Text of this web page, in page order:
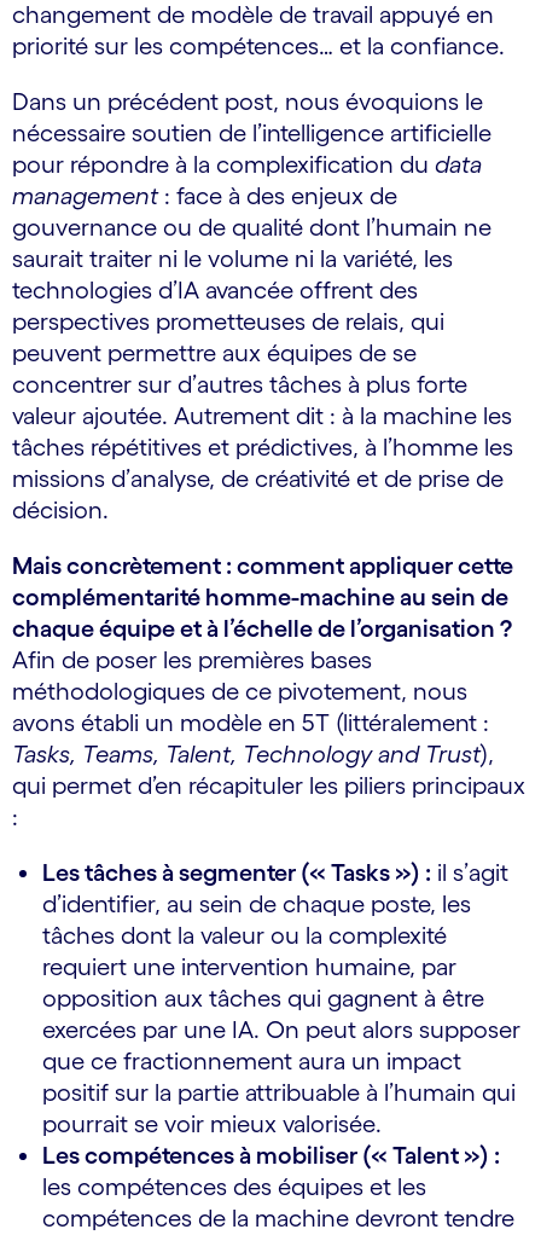
changement de modèle de travail appuyé en
priorité sur les compétences… et la confiance.
Dans un précédent post, nous évoquions le
nécessaire soutien de l’intelligence artificielle
pour répondre à la complexification du data
management: face à des enjeux de
gouvernance ou de qualité dont l’humain ne
saurait traiter ni le volume ni la variété, les
technologies d’IA avancée offrent des
perspectives prometteuses de relais, qui
peuvent permettre aux équipes de se
concentrer sur d’autres tâches à plus forte
valeur ajoutée. Autrement dit : à la machine les
tâches répétitives et prédictives, à l’homme les
missions d’analyse, de créativité et de prise de
décision.
Mais concrètement : comment appliquer cette
complémentarité homme-machine au sein de
chaque équipe et à l’échelle de l’organisation ?
Afin de poser les premières bases
méthodologiques de ce pivotement, nous
avons établi un modèle en 5T (littéralement :
Tasks, Teams, Talent, Technology and Trust),
qui permet d’en récapituler les piliers principaux
:
Les tâches à segmenter (« Tasks ») : il s’agit
d’identifier, au sein de chaque poste, les
tâches dont la valeur ou la complexité
requiert une intervention humaine, par
opposition aux tâches qui gagnent à être
exercées par une IA. On peut alors supposer
que ce fractionnement aura un impact
positif sur la partie attribuable à l’humain qui
pourrait se voir mieux valorisée.
Les compétences à mobiliser (« Talent ») :
les compétences des équipes et les
compétences de la machine devront tendre